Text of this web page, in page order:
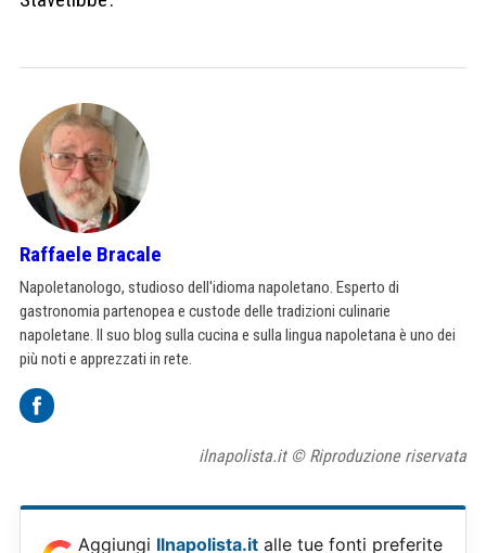
Raffaele Bracale
Napoletanologo, studioso dell'idioma napoletano. Esperto di
gastronomia partenopea e custode delle tradizioni culinarie
napoletane. Il suo blog sulla cucina e sulla lingua napoletana è uno dei
più noti e apprezzati in rete.
ilnapolista.it © Riproduzione riservata
Aggiungi Ilnapolista.it alle tue fonti preferite